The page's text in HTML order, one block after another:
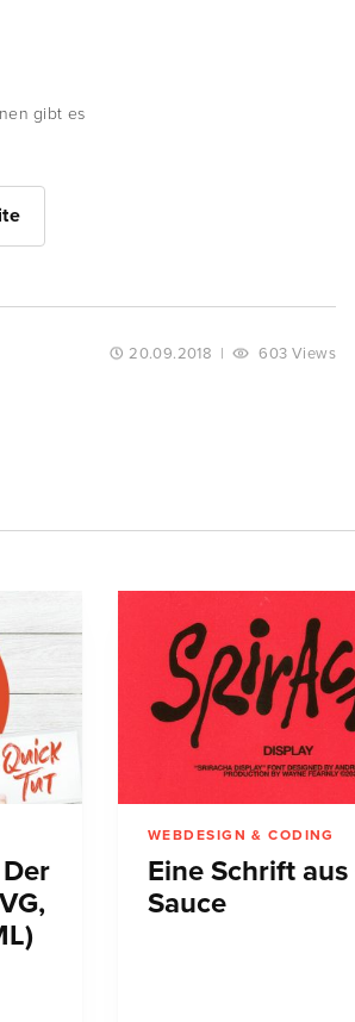
gibt es
20.09.2018 | 603 Views
WEBDESIGN & CODING
Eine Schrift
Sauce